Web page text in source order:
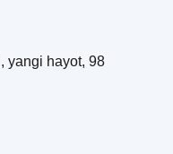
yangi hayot, 98